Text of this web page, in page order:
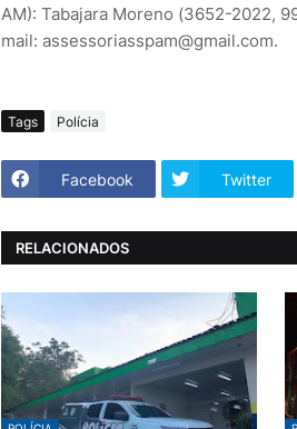
AM): Tabajara Moreno (3652-2022,
mail: assessoriasspam@gmail.com.
Tags Polícia
Facebook Twitter
RELACIONADOS